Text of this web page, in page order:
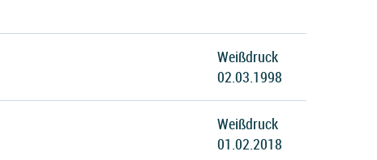
Weißdruck
02.03.1998
Weißdruck
01.02.2018